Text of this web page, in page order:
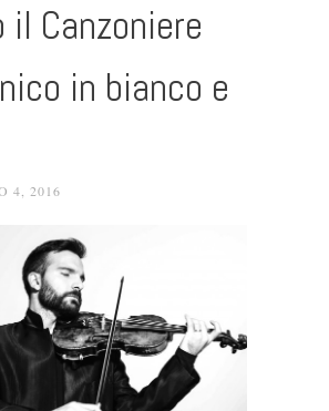
Canzoniere
in bianco e
4, 2016